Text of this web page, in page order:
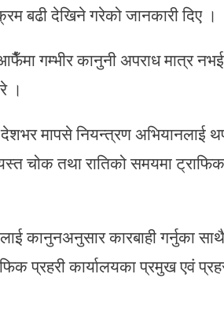
बढी देखिने गरेको जानकारी दिए ।
गम्भीर कानुनी अपराध मात्र
।
मापसे नियन्त्रण अभियानलाई
व्यस्त चोक तथा रातिको समयमा
कानुनअनुसार कारबाही
प्रहरी कार्यालयका प्रमुख एवं